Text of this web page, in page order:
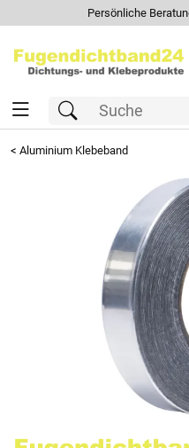
Persönliche
< Aluminium Klebeband